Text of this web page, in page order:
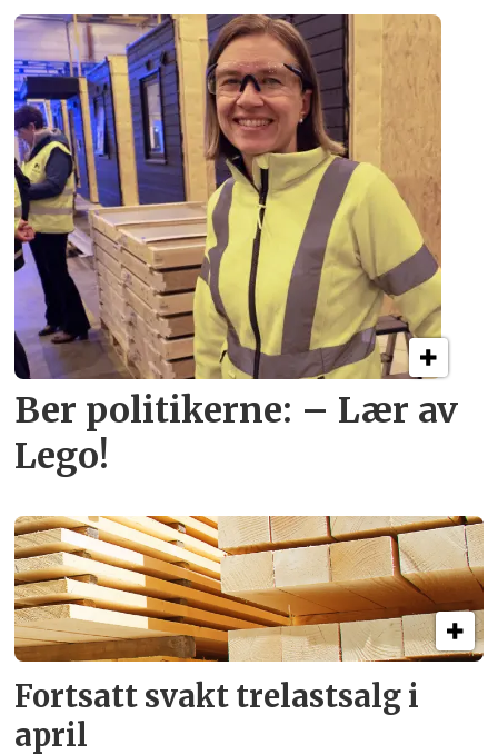
Ber politikerne: – Lær av
Lego!
Fortsatt svakt trelastsalg i
april